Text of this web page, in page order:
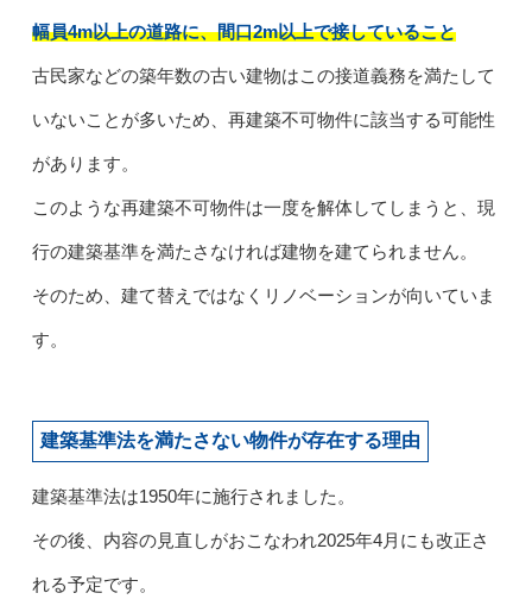
幅員4m以上の道路に、間口2m以上で接していること
古民家などの築年数の古い建物はこの接道義務を満たして
いないことが多いため、再建築不可物件に該当する可能性
があります。
このような再建築不可物件は一度を解体してしまうと、現
行の建築基準を満たさなければ建物を建てられません。
そのため、建て替えではなくリノベーションが向いていま
す。
建築基準法を満たさない物件が存在する理由
建築基準法は1950年に施行されました。
その後、内容の見直しがおこなわれ2025年4月にも改正さ
れる予定です。